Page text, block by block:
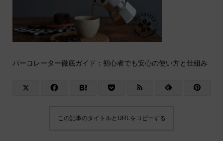
パーコレーター徹底ガイド：初心者でも安心の使い方と仕組み
この記事のタイトルとURLをコピーする